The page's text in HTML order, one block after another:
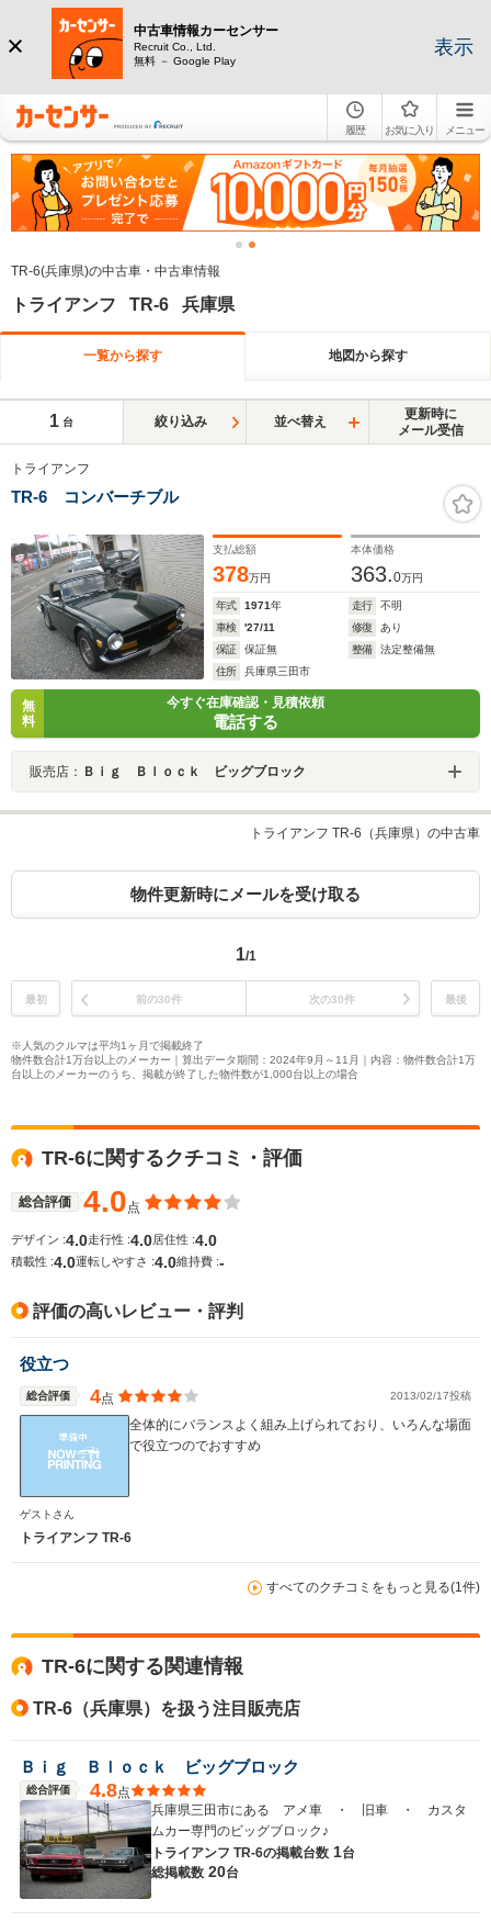
中古車情報カーセンサー
Recruit Co., Ltd.
無料 － Google Play
表示
履歴 お気に入り メニュー
TR-6(兵庫県)の中古車・中古車情報
トライアンフ TR-6 兵庫県
一覧から探す 地図から探す
1 台 絞り込み 並べ替え
更新時に
メール受信
トライアンフ
TR-6 コンバーチブル
支払総額
378万円
本体価格
363.0万円
年式 1971年 走行
不明
車検
'27/11 修復
あり
保証
保証無 整備
法定整備無
住所
兵庫県三田市
無
料
今すぐ在庫確認・見積依頼
電話する
販売店： Ｂｉｇ Ｂｌｏｃｋ ビッグブロック
トライアンフ TR-6（兵庫県）の中古車
物件更新時にメールを受け取る
1/1
最初 前の30件 次の30件 最後
※人気のクルマは平均1ヶ月で掲載終了
物件数合計1万台以上のメーカー｜算出データ期間：2024年9月～11月｜内容：物件数合計1万
台以上のメーカーのうち、掲載が終了した物件数が1,000台以上の場合
TR-6に関するクチコミ・評価
総合評価 4.0点
デザイン :4.0走行性 :4.0 居住性 :4.0
積載性 :4.0運転しやすさ :4.0維持費 :-
評価の高いレビュー・評判
役立つ
総合評価 4点 2013/02/17投稿
全体的にバランスよく組み上げられており、いろんな場面
で役立つのでおすすめ
ゲストさん
トライアンフ TR-6
すべてのクチコミをもっと見る(1件)
TR-6に関する関連情報
TR-6（兵庫県）を扱う注目販売店
Ｂｉｇ Ｂｌｏｃｋ ビッグブロック
総合評価 4.8点
兵庫県三田市にある アメ車 ・ 旧車 ・ カスタ
ムカー専門のビッグブロック♪
トライアンフ TR-6の掲載台数 1台
総掲載数 20台